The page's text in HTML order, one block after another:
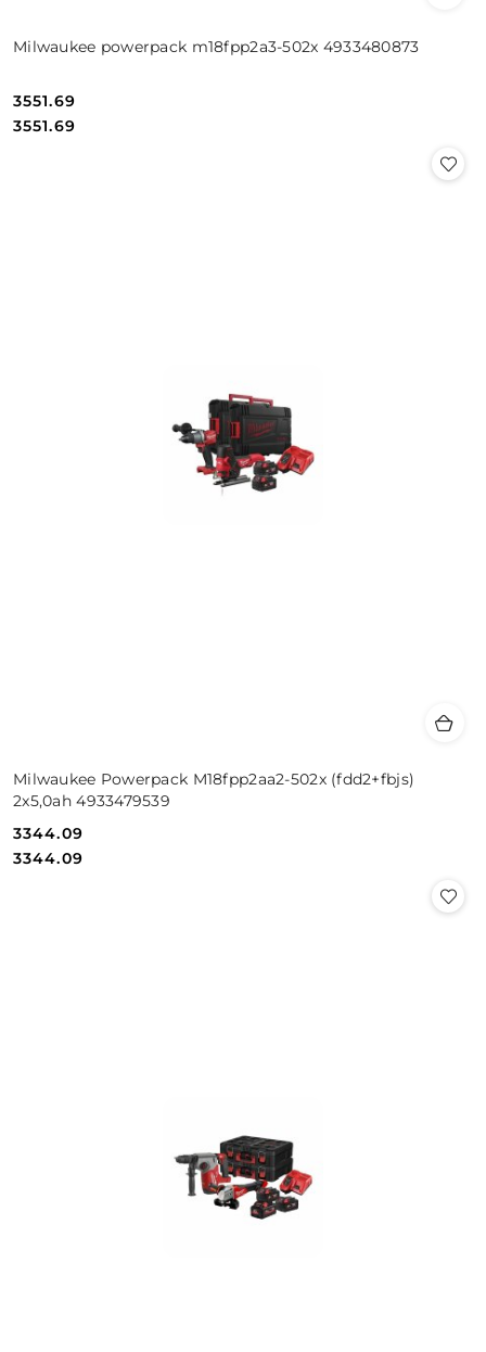
Milwaukee powerpack m18fpp2a3-502x 4933480873
Cena:
3551.69
Cena:
3551.69
Milwaukee Powerpack M18fpp2aa2-502x (fdd2+fbjs)
2x5,0ah 4933479539
Cena:
3344.09
Cena:
3344.09